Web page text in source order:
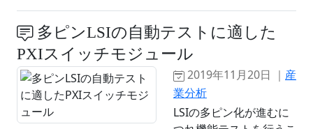
多ピンLSIの自動テストに適した
PXIスイッチモジュール
2019年11月20日 ｜ 産
業分析
LSIの多ピン化が進むに